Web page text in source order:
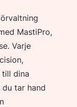
MastiPro,
Varje
dina
tar hand